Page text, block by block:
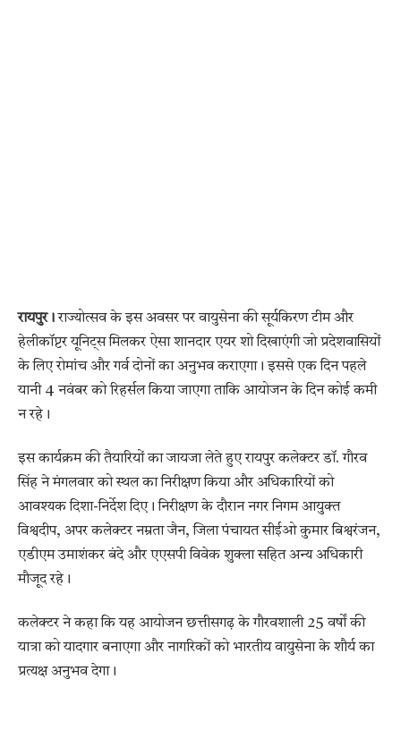
रायपुर। राज्योत्सव के इस अवसर पर वायुसेना की सूर्यकिरण टीम और
हेलीकॉप्टर यूनिट्स मिलकर ऐसा शानदार एयर शो दिखाएंगी जो प्रदेशवासियों
के लिए रोमांच और गर्व दोनों का अनुभव कराएगा। इससे एक दिन पहले
यानी 4 नवंबर को रिहर्सल किया जाएगा ताकि आयोजन के दिन कोई कमी
न रहे।
इस कार्यक्रम की तैयारियों का जायजा लेते हुए रायपुर कलेक्टर डॉ. गौरव
सिंह ने मंगलवार को स्थल का निरीक्षण किया और अधिकारियों को
आवश्यक दिशा-निर्देश दिए। निरीक्षण के दौरान नगर निगम आयुक्त
विश्वदीप, अपर कलेक्टर नम्रता जैन, जिला पंचायत सीईओ कुमार बिश्वरंजन,
एडीएम उमाशंकर बंदे और एएसपी विवेक शुक्ला सहित अन्य अधिकारी
मौजूद रहे।
कलेक्टर ने कहा कि यह आयोजन छत्तीसगढ़ के गौरवशाली 25 वर्षों की
यात्रा को यादगार बनाएगा और नागरिकों को भारतीय वायुसेना के शौर्य का
प्रत्यक्ष अनुभव देगा।